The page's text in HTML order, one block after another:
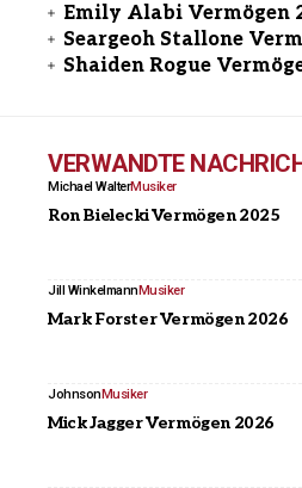
Emily Alabi Vermögen
Seargeoh Stallone
Shaiden Rogue
VERWANDTE
Michael WalterMusiker
Ron Bielecki Vermögen 2025
Jill WinkelmannMusiker
Mark Forster Vermögen 2026
JohnsonMusiker
Mick Jagger Vermögen 2026